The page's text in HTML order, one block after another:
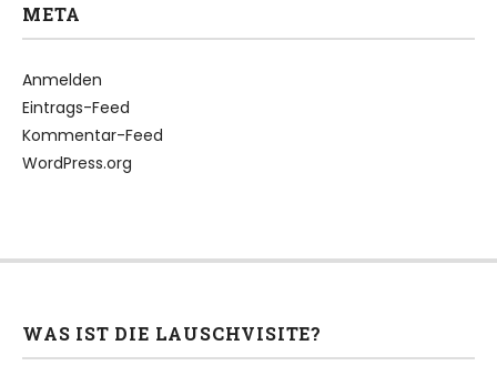
META
Anmelden
Eintrags-Feed
Kommentar-Feed
WordPress.org
WAS IST DIE LAUSCHVISITE?